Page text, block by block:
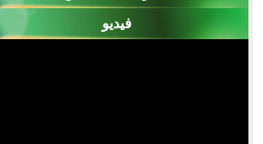
فيديو